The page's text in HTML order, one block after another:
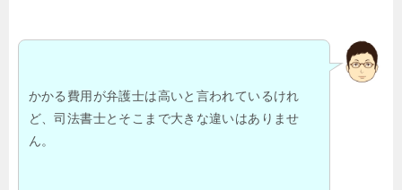
かかる費用が弁護士は高いと言われているけれ
ど、司法書士とそこまで大きな違いはありませ
ん。